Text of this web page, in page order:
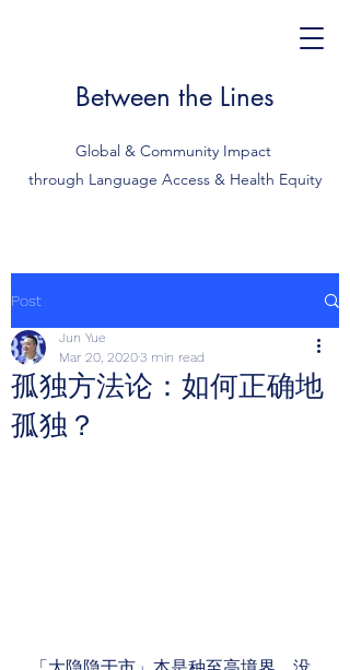
Between the Lines
Global & Community Impact
through Language Access & Health Equity
Post
孤独方法论：如何正确地
孤独？
Jun Yue
Mar 20, 20203 min read